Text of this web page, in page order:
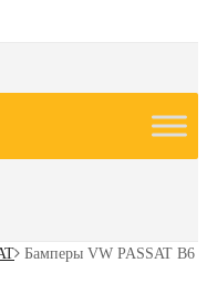
Бамперы VW PASSAT B6